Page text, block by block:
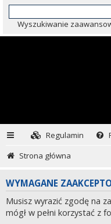
Wyszukiwanie
Regulamin
Strona główna
WYMAGANE
Musisz wyrazić zgodę na
mógł w pełni korzystać z